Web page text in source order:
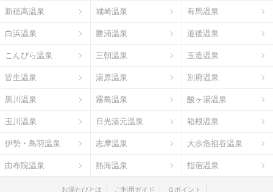
新穂高温泉 城崎温泉 有馬温泉
白浜温泉 勝浦温泉 道後温泉
こんぴら温泉 三朝温泉 玉造温泉
皆生温泉 湯原温泉 別府温泉
黒川温泉 霧島温泉 酸ヶ湯温泉
玉川温泉 日光湯元温泉 箱根温泉
伊勢・鳥羽温泉 志摩温泉 大歩危祖谷温泉
由布院温泉 熱海温泉 指宿温泉
お湯たびとは ご利用ガイド Ｇポイント